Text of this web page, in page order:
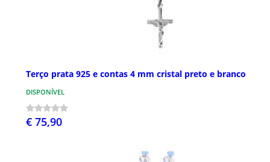
Terço prata 925 e contas 4 mm cristal preto e branco
DISPONÍVEL
€ 75,90